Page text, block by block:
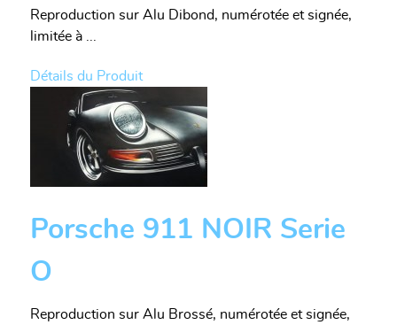
Reproduction sur Alu Dibond, numérotée et signée,
limitée à ...
Détails du Produit
Porsche 911 NOIR Serie
O
Reproduction sur Alu Brossé, numérotée et signée,